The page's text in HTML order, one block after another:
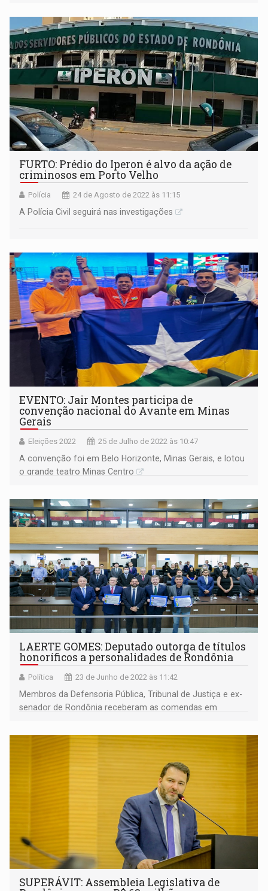
FURTO: Prédio do Iperon é alvo da ação de
criminosos em Porto Velho
Polícia 24 de Agosto de 2022 às 11:15
A Polícia Civil seguirá nas investigações
EVENTO: Jair Montes participa de
convenção nacional do Avante em Minas
Gerais
Eleições 2022 25 de Julho de 2022 às 10:47
A convenção foi em Belo Horizonte, Minas Gerais, e lotou
o grande teatro Minas Centro
LAERTE GOMES: Deputado outorga de títulos
honoríficos a personalidades de Rondônia
Política 23 de Junho de 2022 às 11:42
Membros da Defensoria Pública, Tribunal de Justiça e ex-
senador de Rondônia receberam as comendas em
estado
SUPERÁVIT: Assembleia Legislativa de